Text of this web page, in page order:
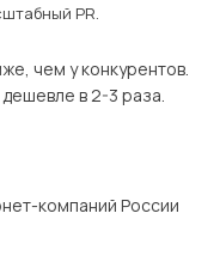
PR.
чем у конкурентов.
в 2-3 раза.
компаний России